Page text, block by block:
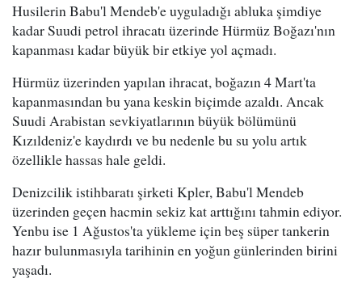
Husilerin Babu'l Mendeb'e uyguladığı abluka şimdiye
kadar Suudi petrol ihracatı üzerinde Hürmüz Boğazı'nın
kapanması kadar büyük bir etkiye yol açmadı.
Hürmüz üzerinden yapılan ihracat, boğazın 4 Mart'ta
kapanmasından bu yana keskin biçimde azaldı. Ancak
Suudi Arabistan sevkiyatlarının büyük bölümünü
Kızıldeniz'e kaydırdı ve bu nedenle bu su yolu artık
özellikle hassas hale geldi.
Denizcilik istihbaratı şirketi Kpler, Babu'l Mendeb
üzerinden geçen hacmin sekiz kat arttığını tahmin ediyor.
Yenbu ise 1 Ağustos'ta yükleme için beş süper tankerin
hazır bulunmasıyla tarihinin en yoğun günlerinden birini
yaşadı.